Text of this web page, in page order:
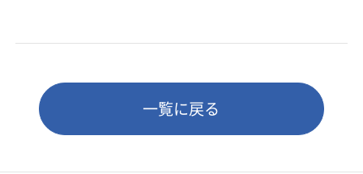
一覧に戻る